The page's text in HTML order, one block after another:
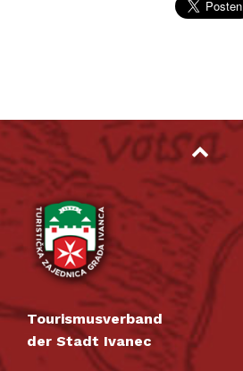
Tourismusverband
der Stadt Ivanec